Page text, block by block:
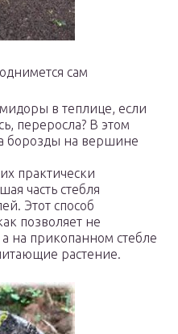
сам
в теплице, если
переросла? В этом
борозды на вершине
практически
часть стебля
Этот способ
позволяет не
а на прикопанном стебле
растение.